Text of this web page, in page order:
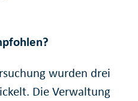
wurden drei
Die Verwaltung